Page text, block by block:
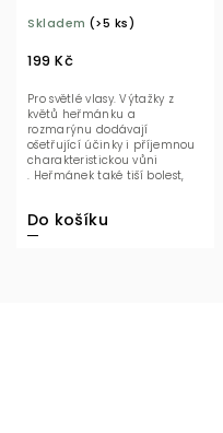
Skladem (>5 ks)
199 Kč
Do košíku
Pro světlé vlasy. Výtažky z
květů heřmánku a
rozmarýnu dodávají
ošetřující účinky i příjemnou
charakteristickou vůni
. Heřmánek také tiší bolest,